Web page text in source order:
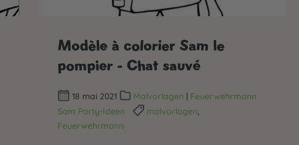
Modèle à colorier Sam le
pompier - Chat sauvé
18 mai 2021 Malvorlagen | Feuerwehrmann
Sam Party-Ideen
malvorlagen,
Feuerwehrmann